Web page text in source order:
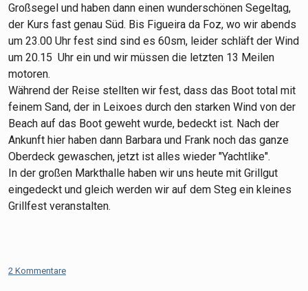
Großsegel und haben dann einen wunderschönen Segeltag,
der Kurs fast genau Süd. Bis Figueira da Foz, wo wir abends
um 23.00 Uhr fest sind sind es 60sm, leider schläft der Wind
um 20.15 Uhr ein und wir müssen die letzten 13 Meilen
motoren.
Während der Reise stellten wir fest, dass das Boot total mit
feinem Sand, der in Leixoes durch den starken Wind von der
Beach auf das Boot geweht wurde, bedeckt ist. Nach der
Ankunft hier haben dann Barbara und Frank noch das ganze
Oberdeck gewaschen, jetzt ist alles wieder "Yachtlike".
In der großen Markthalle haben wir uns heute mit Grillgut
eingedeckt und gleich werden wir auf dem Steg ein kleines
Grillfest veranstalten.
2 Kommentare